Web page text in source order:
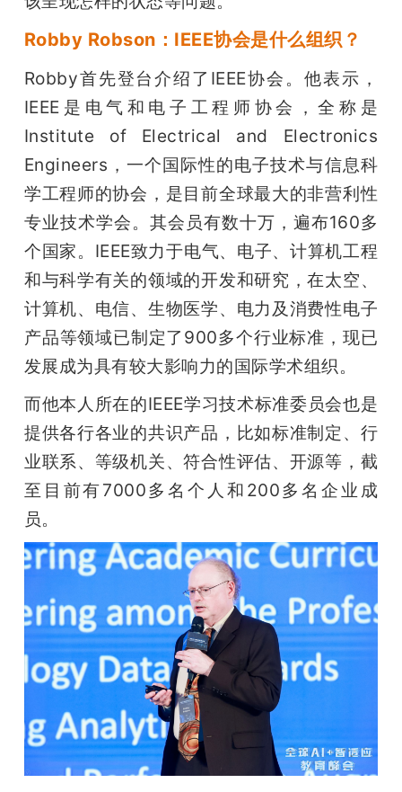
爱
搞
机
Robby Robson：IEEE协会是什么组织？
Robby首先登台介绍了IEEE协会。他表示，
IEEE是电气和电子工程师协会，全称是
Institute of Electrical and Electronics
Engineers，一个国际性的电子技术与信息科
学工程师的协会，是目前全球最大的非营利性
专业技术学会。其会员有数十万，遍布160多
个国家。IEEE致力于电气、电子、计算机工程
和与科学有关的领域的开发和研究，在太空、
计算机、电信、生物医学、电力及消费性电子
产品等领域已制定了900多个行业标准，现已
发展成为具有较大影响力的国际学术组织。
而他本人所在的IEEE学习技术标准委员会也是
提供各行各业的共识产品，比如标准制定、行
业联系、等级机关、符合性评估、开源等，截
至目前有7000多名个人和200多名企业成
员。